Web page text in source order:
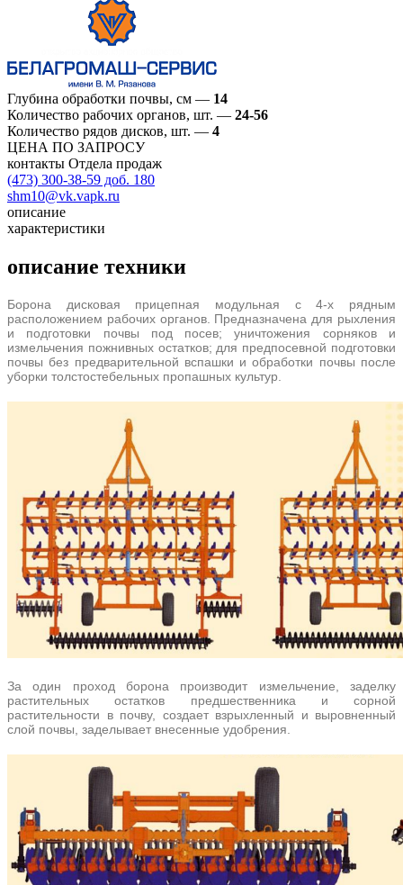
Глубина обработки почвы, см — 14
Количество рабочих органов, шт. — 24-56
Количество рядов дисков, шт. — 4
ЦЕНА ПО ЗАПРОСУ
контакты Отдела продаж
(473) 300-38-59 доб. 180
shm10@vk.vapk.ru
описание
характеристики
описание техники
Борона дисковая прицепная модульная с 4-х рядным
расположением рабочих органов. Предназначена для рыхления
и подготовки почвы под посев; уничтожения сорняков и
измельчения пожнивных остатков; для предпосевной подготовки
почвы без предварительной вспашки и обработки почвы после
уборки толстостебельных пропашных культур.
За один проход борона производит измельчение, заделку
растительных остатков предшественника и сорной
растительности в почву, создает взрыхленный и выровненный
слой почвы, заделывает внесенные удобрения.